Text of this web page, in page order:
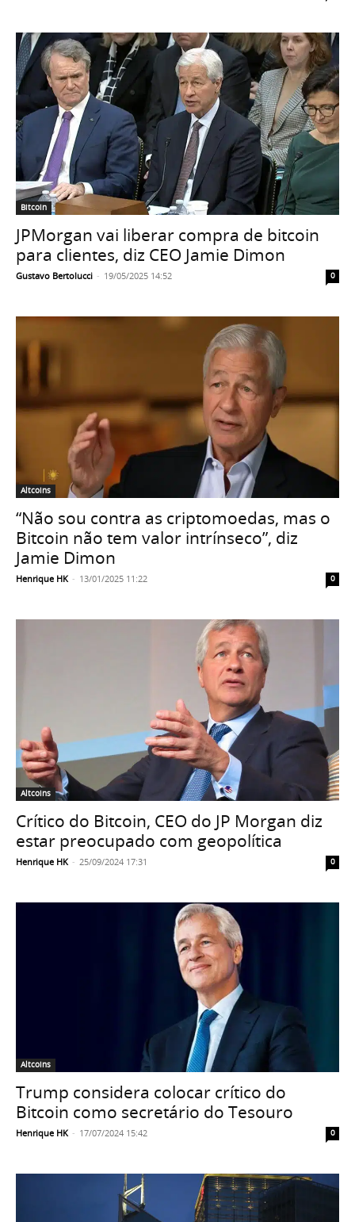
Bitcoin
JPMorgan vai liberar compra de bitcoin
para clientes, diz CEO Jamie Dimon
Gustavo Bertolucci - 19/05/2025 14:52 0
Altcoins
“Não sou contra as criptomoedas, mas o
Bitcoin não tem valor intrínseco”, diz
Jamie Dimon
Henrique HK - 13/01/2025 11:22 0
Altcoins
Crítico do Bitcoin, CEO do JP Morgan diz
estar preocupado com geopolítica
Henrique HK - 25/09/2024 17:31 0
Altcoins
Trump considera colocar crítico do
Bitcoin como secretário do Tesouro
Henrique HK - 17/07/2024 15:42 0